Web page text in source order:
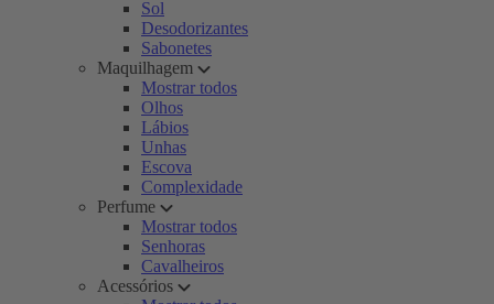
Sol
Desodorizantes
Sabonetes
Maquilhagem
Mostrar todos
Olhos
Lábios
Unhas
Escova
Complexidade
Perfume
Mostrar todos
Senhoras
Cavalheiros
Acessórios